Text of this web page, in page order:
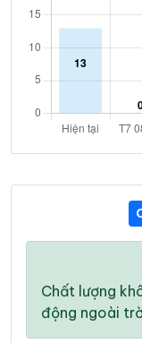
Chất lượng
động ngoài